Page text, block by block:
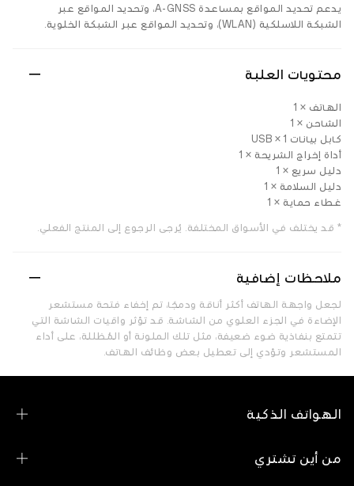
يدعم تحديد المواقع بمساعدة A-GNSS، وتحديد المواقع عبر
الشبكة اللاسلكية (WLAN)، وتحديد المواقع عبر الشبكة الخلوية.
محتويات العلبة
الهاتف × 1
الشاحن × 1
كابل بيانات USB × 1
أداة إخراج الشريحة × 1
دليل سريع × 1
دليل السلامة × 1
غطاء حماية × 1
* قد يختلف في الأسواق المختلفة. يُرجى الرجوع إلى المنتج الفعلي.
ملاحظات إضافية
لجعل واجهة الهاتف أكثر أناقة ودمجًا، تم إخفاء فتحة مستشعر
الإضاءة في الجزء العلوي من الشاشة. قد تؤثر واقيات الشاشة التي
تتمتع بنفاذية ضوء ضعيفة، مثل تلك الملونة أو المُظللة، على أداء
المستشعر وتؤدي إلى تعطيل بعض وظائف الهاتف.
الهواتف الذكية
سلسلة OPPO Find N
من أين تشتري